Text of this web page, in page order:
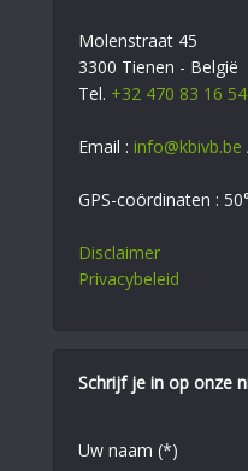
Molenstraat 45
3300 Tienen - België
Tel. +32 470 83 16 54
Email : info@kbivb.be
GPS-coördinaten :
Disclaimer
Privacybeleid
Schrijf je in op onze
Uw naam (*)